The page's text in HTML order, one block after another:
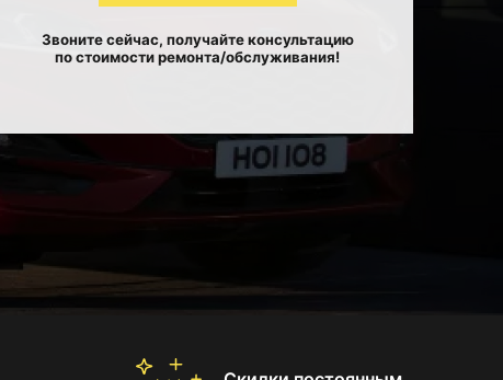
Звоните сейчас, получайте консультацию
по стоимости ремонта/обслуживания!